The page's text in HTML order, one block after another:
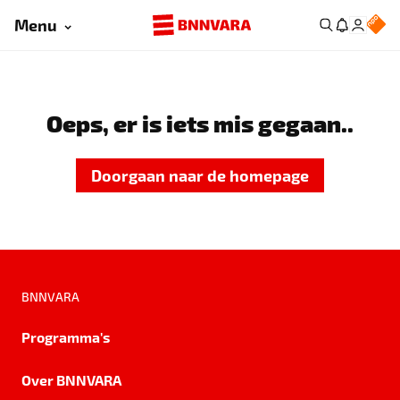
Menu
Oeps, er is iets mis gegaan..
Doorgaan naar de homepage
BNNVARA
Programma's
Over BNNVARA